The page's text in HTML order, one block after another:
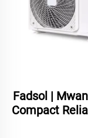
Fadsol |
Compact